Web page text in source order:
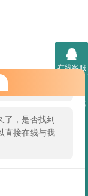
，很高兴为您
什么问题呢？
了，是否找到
直接在线与我
在线客服
联系方式